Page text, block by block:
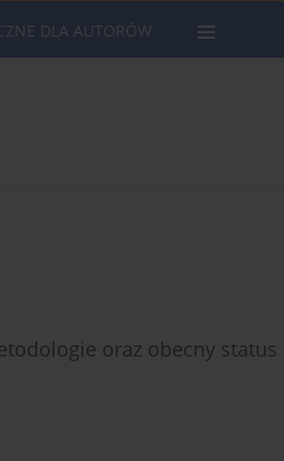
DLA AUTORÓW
oraz obecny status